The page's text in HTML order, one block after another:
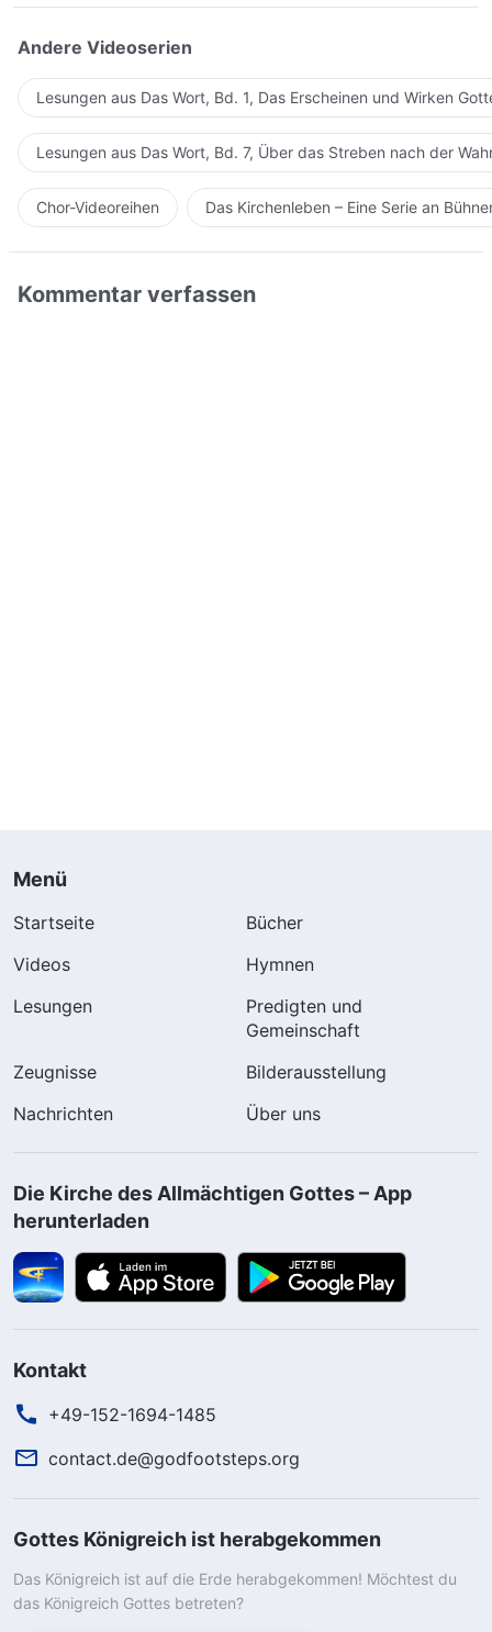
Andere Videoserien
Lesungen aus Das Wort, Bd. 1, Das Erscheinen und Wirken
Lesungen aus Das Wort, Bd. 7, Über das Streben nach der
Chor-Videoreihen Das Kirchenleben – Eine Serie an
Kommentar verfassen
Menü
Startseite
Bücher
Videos
Hymnen
Lesungen
Predigten und
Gemeinschaft
Zeugnisse
Bilderausstellung
Nachrichten
Über uns
Die Kirche des Allmächtigen Gottes – App
herunterladen
Kontakt
+49-152-1694-1485
contact.de@godfootsteps.org
Gottes Königreich ist herabgekommen
Das Königreich ist auf die Erde herabgekommen! Möchtest du
das Königreich Gottes betreten?